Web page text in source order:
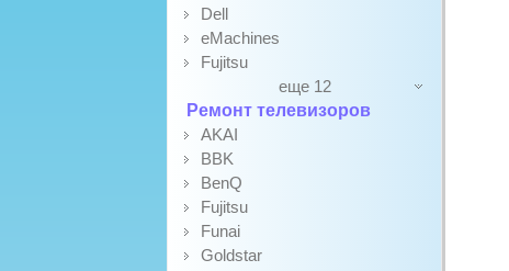
Dell
eMachines
Fujitsu
еще 12
Ремонт телевизоров
AKAI
BBK
BenQ
Fujitsu
Funai
Goldstar